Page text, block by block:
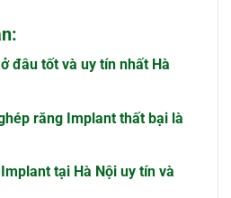
đâu tốt và uy tín nhất Hà
răng Implant thất bại là
tại Hà Nội uy tín và